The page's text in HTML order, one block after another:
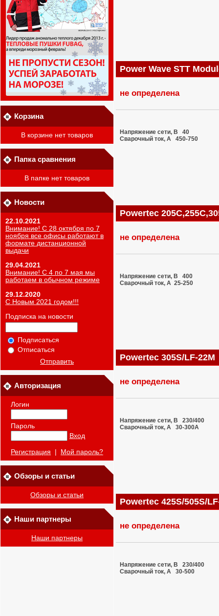
Корзина
В корзине нет товаров
Папка сравнения
В папке нет товаров
Новости
22.10.2021
Внимание! С 28 октября по 7
ноября все офисы работают в
формате дистанционной
выдачи
29.04.2021
Внимание! С 4 по 7 мая мы
работаем в обычном режиме
29.12.2020
С Новым 2021 годом!!!
Подписка на новости
Подписаться
Отписаться
Отправить
Авторизация
Логин
Пароль
Вход
Регистрация Мой пароль?
Обзоры и статьи
Обзоры и статьи
Наши партнеры
Наши партнеры
Power Wave STT
не определена
Напряжение сети, В 40
Сварочный ток, A 450-750
Powertec
не определена
Напряжение сети, В 400
Сварочный ток, A 25-250
Powertec 305S/LF-22M
не определена
Напряжение сети, В 230/400
Сварочный ток, A 30-300A
Powertec 425S/505S/
не определена
Напряжение сети, В 230/400
Сварочный ток, A 30-500